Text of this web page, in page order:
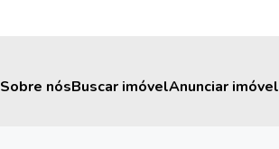
Sobre nósBuscar imóvelAnunciar imóvel